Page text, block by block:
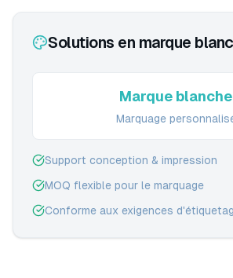
Solutions en marque
Marque blanche
Marquage
Support conception & impression
MOQ flexible pour le marquage
Conforme aux exigences